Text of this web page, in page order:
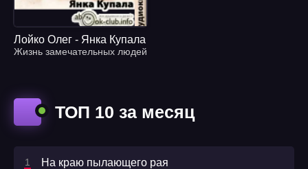
ТОП 10 за месяц
На краю пылающего рая
Лойко Олег - Янка Купала
Жизнь замечательных людей